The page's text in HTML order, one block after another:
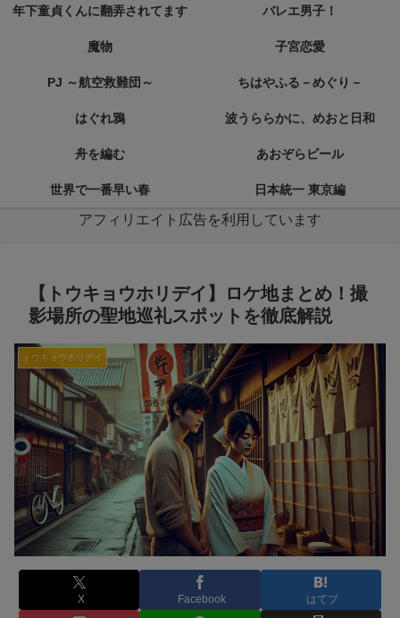
年下童貞くんに翻弄されてます バレエ男子！
魔物 子宮恋愛
PJ ～航空救難団～ ちはやふる－めぐり－
はぐれ鴉 波うららかに、めおと日和
舟を編む あおぞらビール
世界で一番早い春 日本統一 東京編
アフィリエイト広告を利用しています
【トウキョウホリデイ】ロケ地まとめ！撮
影場所の聖地巡礼スポットを徹底解説
トウキョウホリデイ
X Facebook はてブ